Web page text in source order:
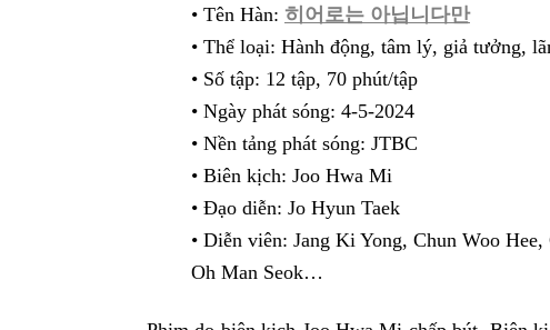
• Tên Hàn: 히어로는 아닙니다만
• Thể loại: Hành động, tâm lý, giả tưởng,
• Số tập: 12 tập, 70 phút/tập
• Ngày phát sóng: 4-5-2024
• Nền tảng phát sóng: JTBC
• Biên kịch: Joo Hwa Mi
• Đạo diễn: Jo Hyun Taek
• Diễn viên: Jang Ki Yong, Chun Woo
Oh Man Seok…